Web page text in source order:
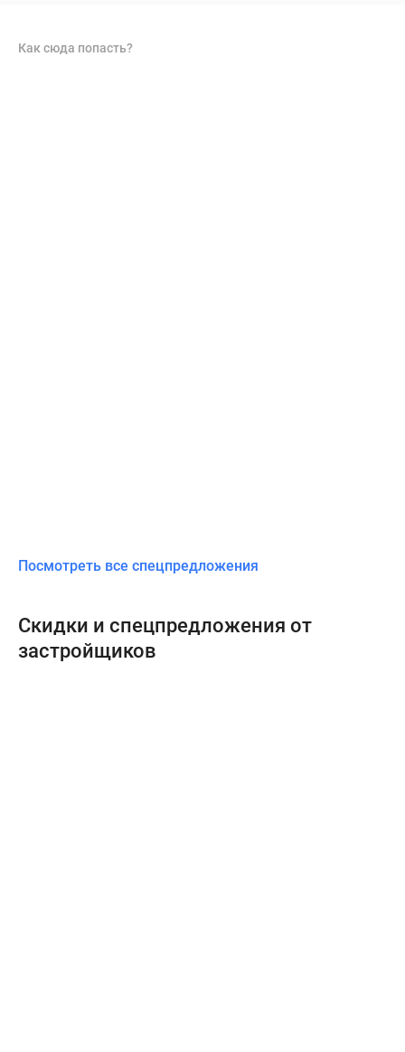
Как сюда попасть?
Посмотреть все спецпредложения
Скидки и спецпредложения от
застройщиков